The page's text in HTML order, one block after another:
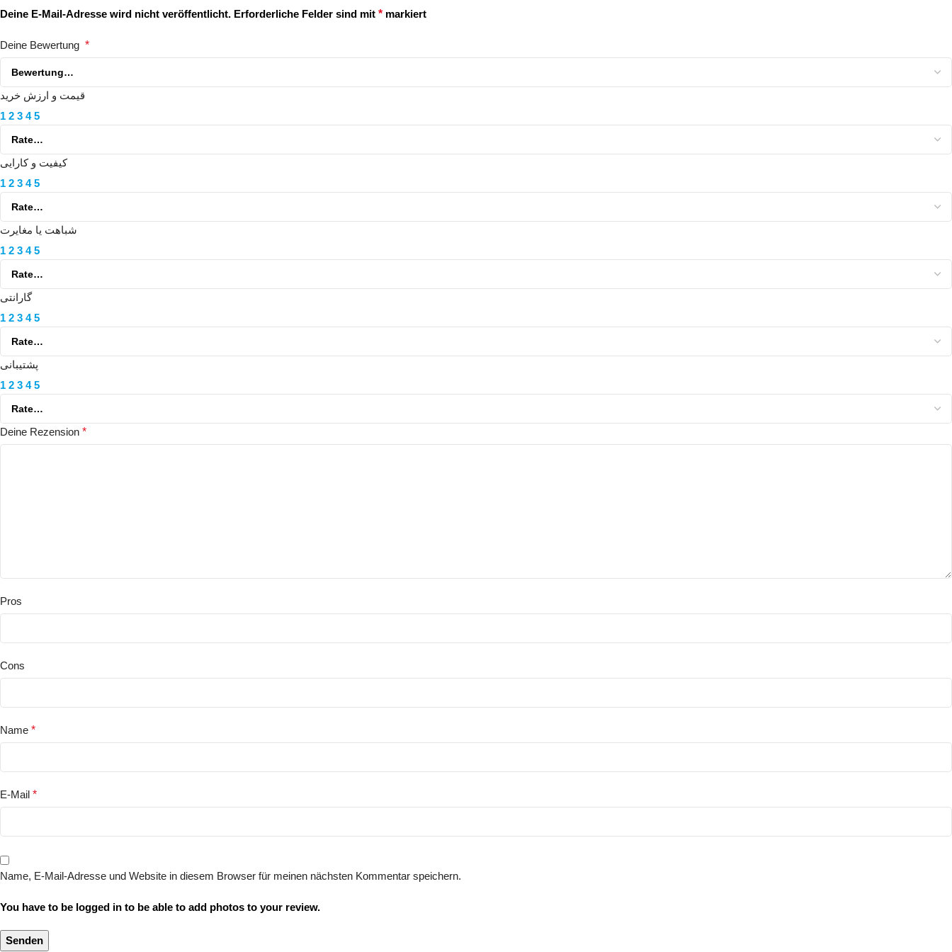
Deine E-Mail-Adresse wird nicht veröffentlicht. Erforderliche Felder sind mit * markiert
Deine Bewertung *
قیمت و ارزش خرید
1 2 3 4 5
کیفیت و کارایی
1 2 3 4 5
شباهت یا مغایرت
1 2 3 4 5
گارانتی
1 2 3 4 5
پشتیبانی
1 2 3 4 5
Deine Rezension *
Pros
Cons
Name *
E-Mail *
Name, E-Mail-Adresse und Website in diesem Browser für meinen nächsten Kommentar speichern.
You have to be logged in to be able to add photos to your review.